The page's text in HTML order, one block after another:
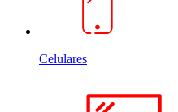
Celulares